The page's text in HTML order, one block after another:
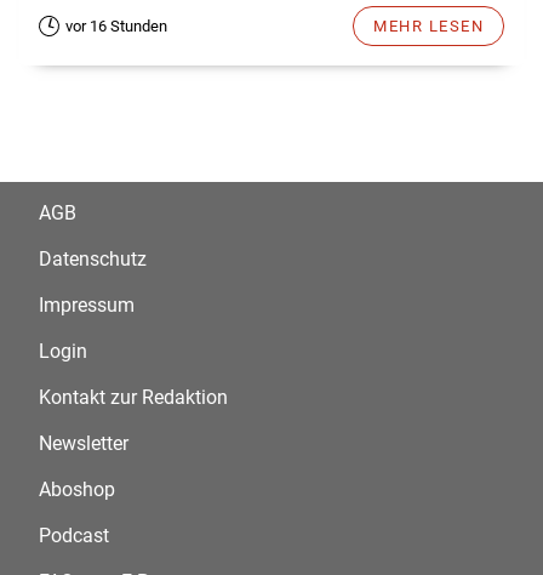
vor 16 Stunden MEHR LESEN
AGB
Datenschutz
Impressum
Login
Kontakt zur Redaktion
Newsletter
Aboshop
Podcast